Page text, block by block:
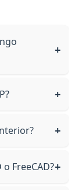
FreeCAD?